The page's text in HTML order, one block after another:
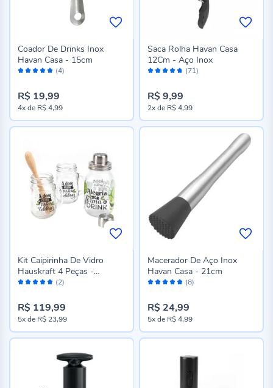
Avaliação: (4)
Coador De Drinks Inox
Havan Casa - 15cm
R$ 19,99
4xde R$ 4,99
Avaliação: (71)
Saca Rolha Havan Casa
12Cm - Aço Inox
R$ 9,99
2xde R$ 4,99
Avaliação: (2)
Kit Caipirinha De Vidro
Hauskraft 4 Peças -
Transparente
R$ 119,99
5xde R$ 23,99
Avaliação: (8)
Macerador De Aço Inox
Havan Casa - 21cm
R$ 24,99
5xde R$ 4,99